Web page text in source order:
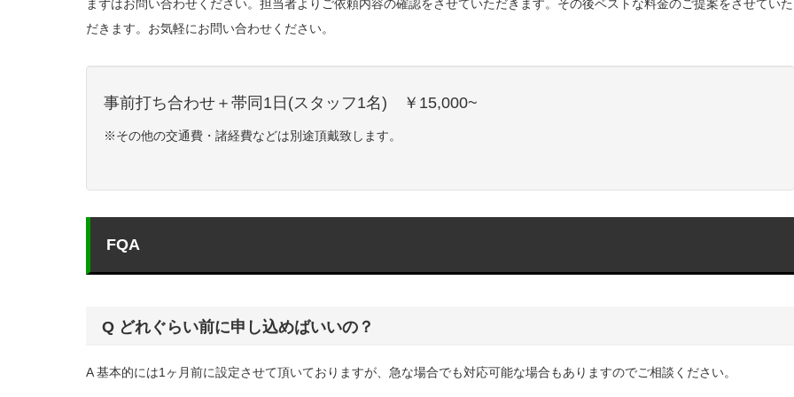
まずはお問い合わせください。担当者よりご依頼内容の確認をさせていただきます。その後ベストな料金のご提案をさせていた
だきます。お気軽にお問い合わせください。
事前打ち合わせ＋帯同1日(スタッフ1名) ￥15,000~
※その他の交通費・諸経費などは別途頂戴致します。
FQA
Q どれぐらい前に申し込めばいいの？
A 基本的には1ヶ月前に設定させて頂いておりますが、急な場合でも対応可能な場合もありますのでご相談ください。